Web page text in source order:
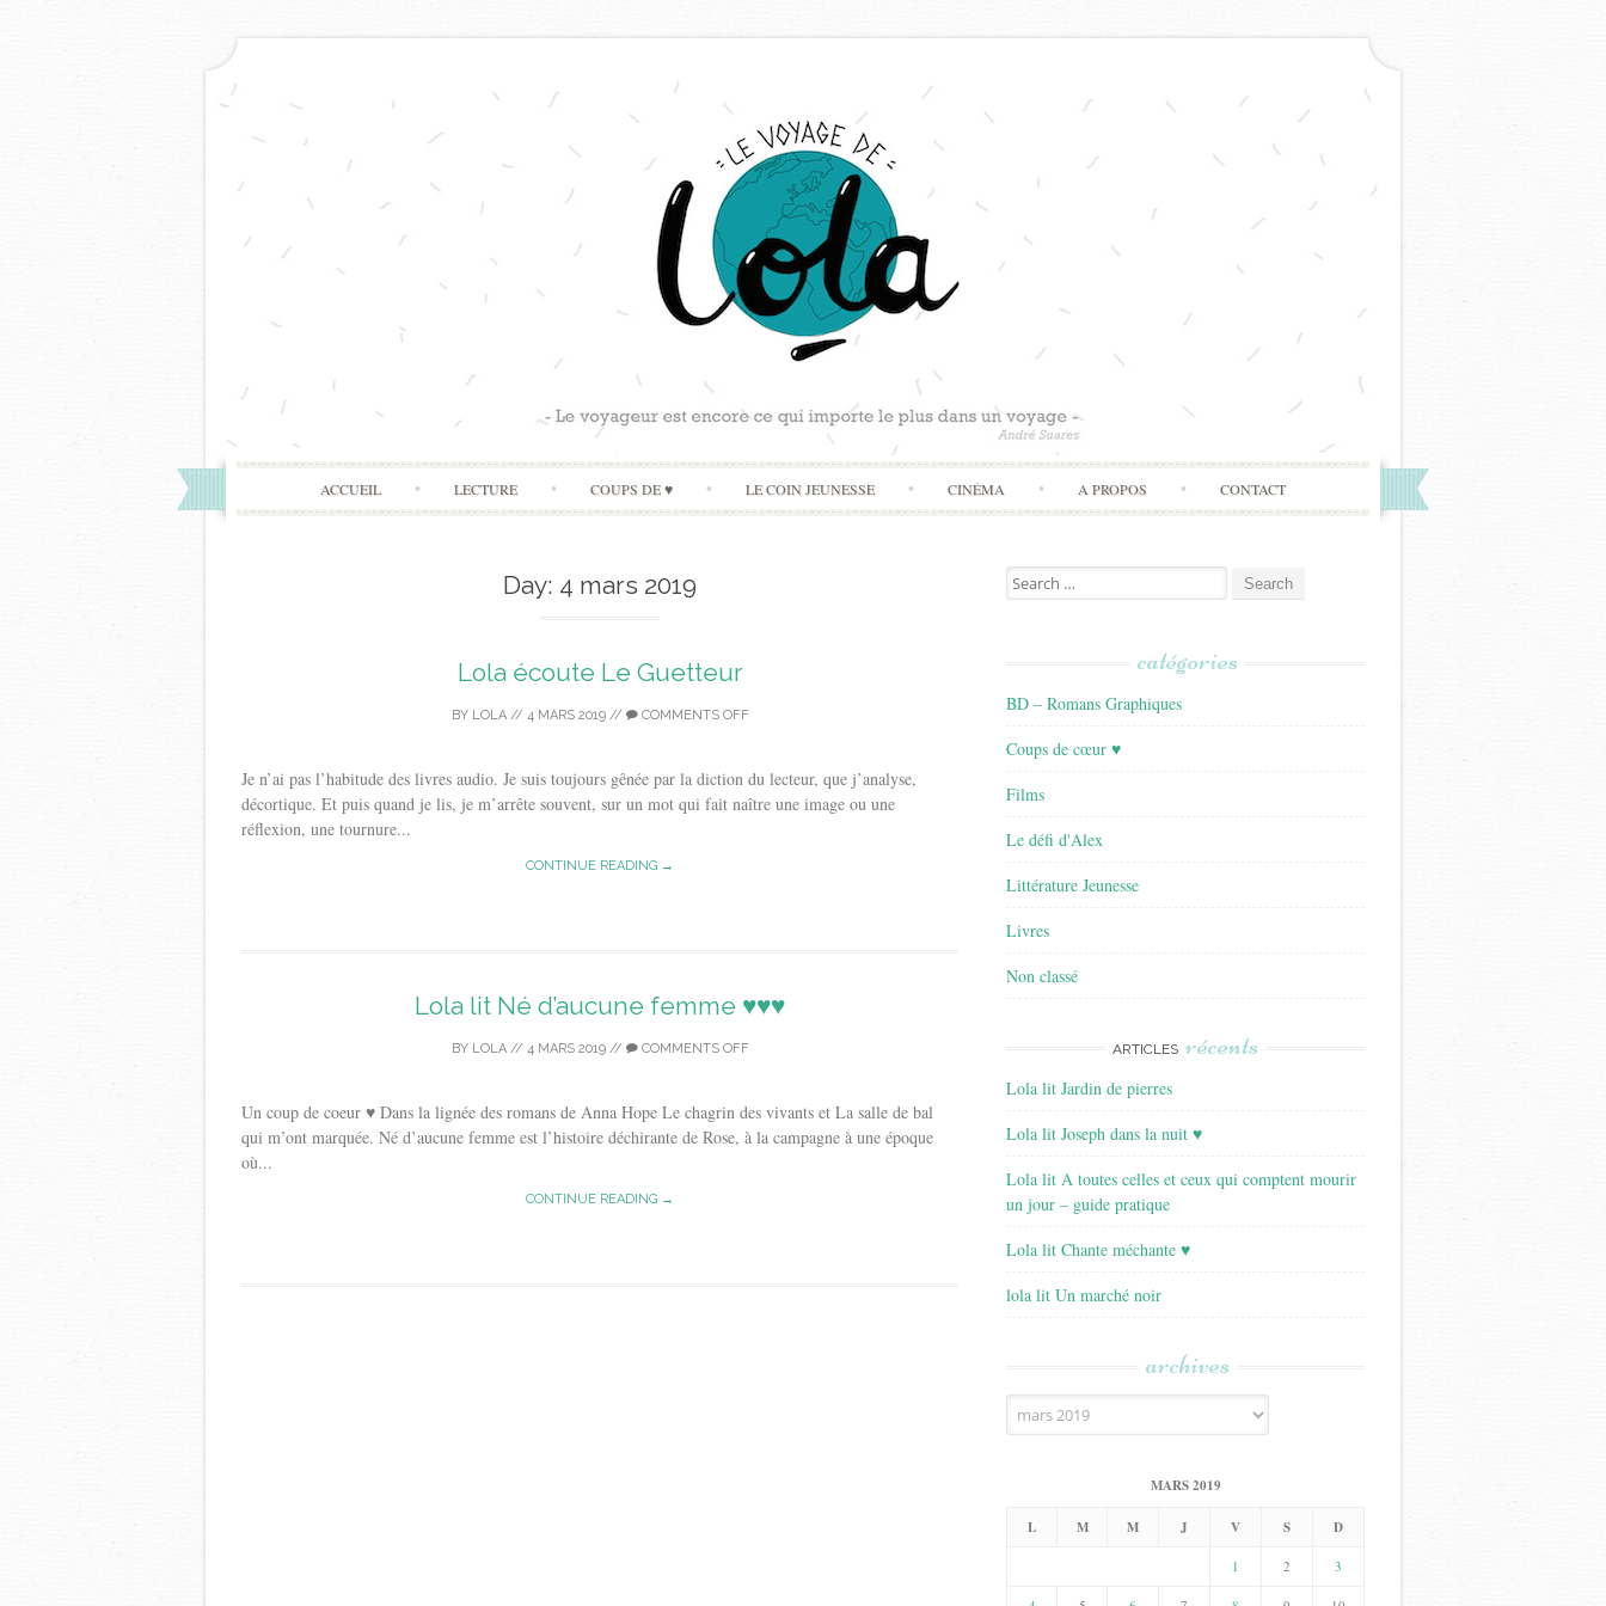
Skip
to
ACCUEIL LECTURE COUPS DE ♥ LE COIN JEUNESSE CINÉMA A PROPOS CONTACT
Day: 4 mars 2019
Lola écoute Le Guetteur
BY LOLA// 4 MARS 2019// COMMENTS OFF
Je n’ai pas l’habitude des livres audio. Je suis toujours gênée par la diction du lecteur, que j’analyse,
décortique. Et puis quand je lis, je m’arrête souvent, sur un mot qui fait naître une image ou une
réflexion, une tournure...
CONTINUE READING →
Lola lit Né d’aucune femme ♥♥♥
BY LOLA// 4 MARS 2019// COMMENTS OFF
Un coup de coeur ♥ Dans la lignée des romans de Anna Hope Le chagrin des vivants et La salle de bal
qui m’ont marquée. Né d’aucune femme est l’histoire déchirante de Rose, à la campagne à une époque
où...
CONTINUE READING →
Search
for:
catégories
BD – Romans Graphiques
Coups de cœur ♥
Films
Le défi d'Alex
Littérature Jeunesse
Livres
Non classé
ARTICLES récents
Lola lit Jardin de pierres
Lola lit Joseph dans la nuit ♥
Lola lit A toutes celles et ceux qui comptent mourir
un jour – guide pratique
Lola lit Chante méchante ♥
lola lit Un marché noir
archives
Archives
MARS 2019
L M M J V S D
1 2 3